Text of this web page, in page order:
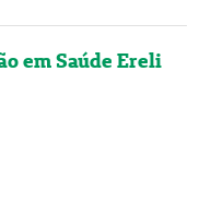
em Saúde Ereli